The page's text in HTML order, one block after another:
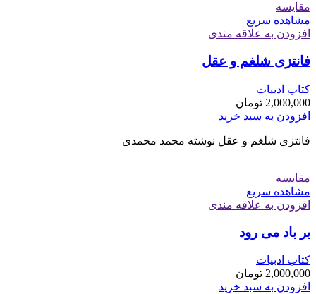
مقایسه
مشاهده سریع
افزودن به علاقه مندی
فانتزی شلغم و عقل
کتاب ادبیات
2,000,000 تومان
افزودن به سبد خرید
فانتزی شلغم و عقل نوشته محمد محمدی
مقایسه
مشاهده سریع
افزودن به علاقه مندی
بر باد می رود
کتاب ادبیات
2,000,000 تومان
افزودن به سبد خرید